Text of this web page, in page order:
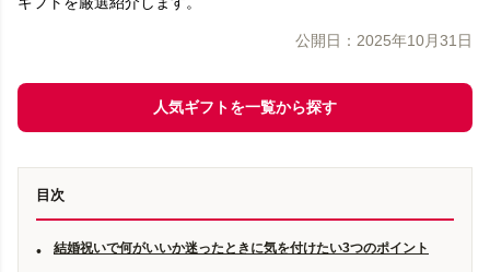
公開日： 2025年10月31日
人気ギフトを一覧から探す
目次
• 結婚祝いで何がいいか迷ったときに気を付けたい3つのポイント